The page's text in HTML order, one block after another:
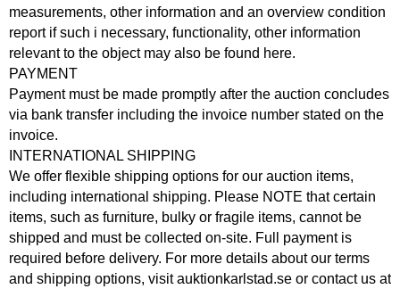
measurements, other information and an overview condition
report if such i necessary, functionality, other information
relevant to the object may also be found here.
PAYMENT
Payment must be made promptly after the auction concludes
via bank transfer including the invoice number stated on the
invoice.
INTERNATIONAL SHIPPING
We offer flexible shipping options for our auction items,
including international shipping. Please NOTE that certain
items, such as furniture, bulky or fragile items, cannot be
shipped and must be collected on-site. Full payment is
required before delivery. For more details about our terms
and shipping options, visit auktionkarlstad.se or contact us at